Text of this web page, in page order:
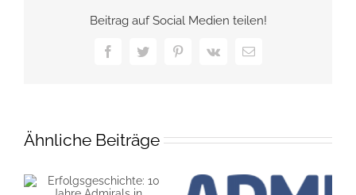
Beitrag auf Social Medien teilen!
FacebookTwitterPinterest
Vk
E-
Ähnliche Beiträge